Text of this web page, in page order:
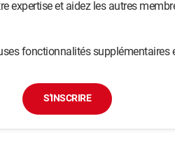
expertise et aidez les autres
fonctionnalités supplémentaires
S'INSCRIRE